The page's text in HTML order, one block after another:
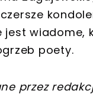
jest wiadome,
poety.
przez